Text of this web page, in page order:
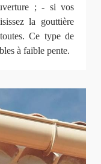
; - si vos
la gouttière
Ce type de
à faible pente.